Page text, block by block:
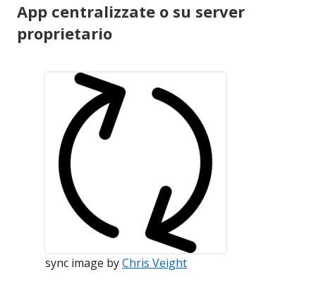
App centralizzate o su server
proprietario
sync image byChris Veight